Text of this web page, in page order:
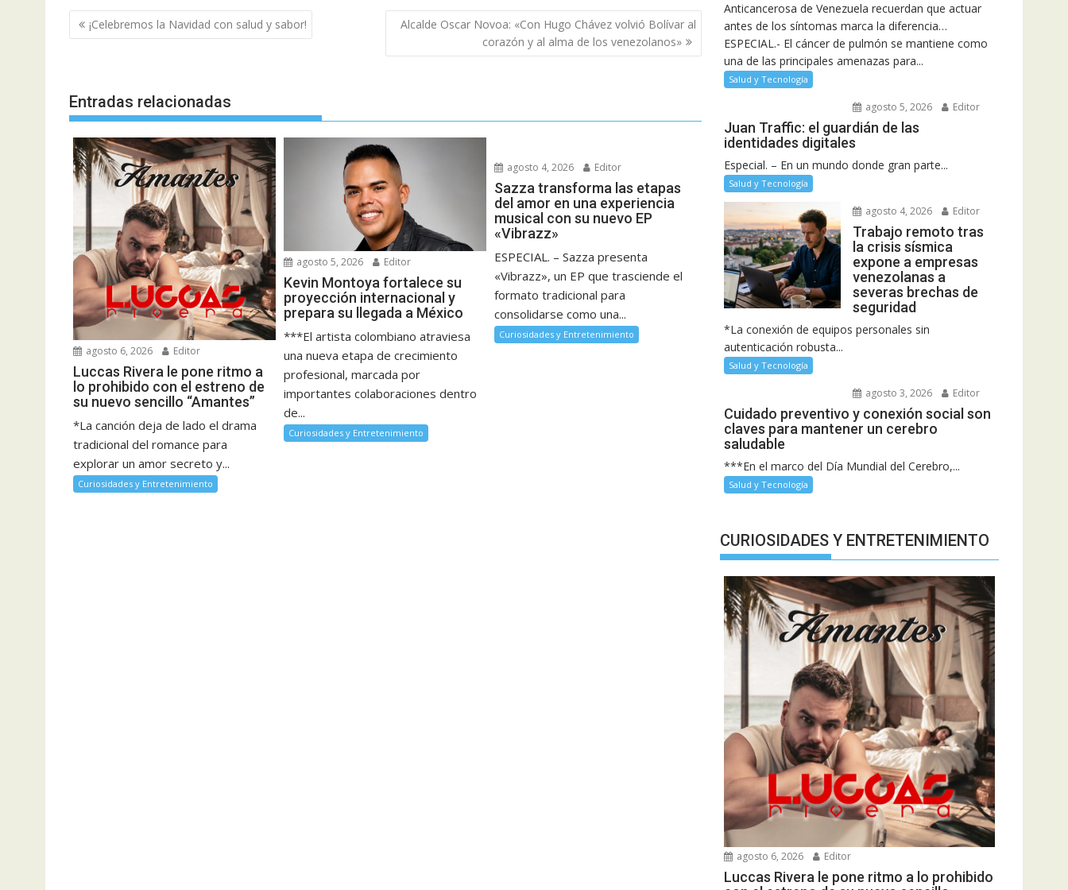
Navegación
de
¡Celebremos la Navidad con salud y sabor!
Alcalde Oscar Novoa: «Con Hugo Chávez volvió Bolívar al
corazón y al alma de los venezolanos»
Entradas relacionadas
agosto 6, 2026 Editor
Luccas Rivera le pone ritmo a
lo prohibido con el estreno de
su nuevo sencillo “Amantes”
*La canción deja de lado el drama
tradicional del romance para
explorar un amor secreto y...
Curiosidades y Entretenimiento
agosto 5, 2026 Editor
Kevin Montoya fortalece su
proyección internacional y
prepara su llegada a México
***El artista colombiano atraviesa
una nueva etapa de crecimiento
profesional, marcada por
importantes colaboraciones dentro
de...
Curiosidades y Entretenimiento
agosto 4, 2026 Editor
Sazza transforma las etapas
del amor en una experiencia
musical con su nuevo EP
«Vibrazz»
ESPECIAL. – Sazza presenta
«Vibrazz», un EP que trasciende el
formato tradicional para
consolidarse como una...
Curiosidades y Entretenimiento
Anticancerosa de Venezuela recuerdan que actuar
antes de los síntomas marca la diferencia…
ESPECIAL.- El cáncer de pulmón se mantiene como
una de las principales amenazas para...
Salud y Tecnología
agosto 5, 2026 Editor
Juan Traffic: el guardián de las
identidades digitales
Especial. – En un mundo donde gran parte...
Salud y Tecnología
agosto 4, 2026 Editor
Trabajo remoto tras
la crisis sísmica
expone a empresas
venezolanas a
severas brechas de
seguridad
*La conexión de equipos personales sin
autenticación robusta...
Salud y Tecnología
agosto 3, 2026 Editor
Cuidado preventivo y conexión social son
claves para mantener un cerebro
saludable
***En el marco del Día Mundial del Cerebro,...
Salud y Tecnología
CURIOSIDADES Y ENTRETENIMIENTO
agosto 6, 2026 Editor
Luccas Rivera le pone ritmo a lo prohibido